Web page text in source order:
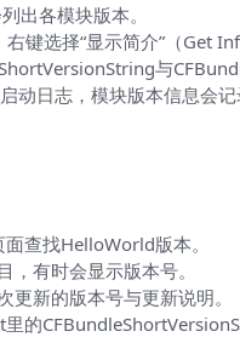
出各模块版本。
选择“显示简介”（Get
与
日志，模块版本信息会记
查找HelloWorld版本。
有时会显示版本号。
新的版本号与更新说明。
的